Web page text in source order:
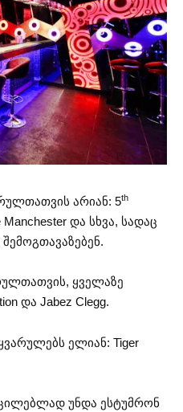
არიან: 5th
Manchester და სხვა, სადაც
ყველაზე
და Jabez Clegg.
ელიან: Tiger
უნდა ესტუმრონ